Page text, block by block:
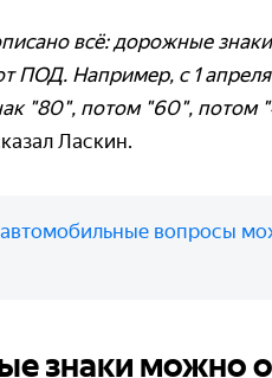
всё: дорожные
ПОД. Например, с 1
"80", потом "60", потом
Ласкин.
вопросы
знаки можно